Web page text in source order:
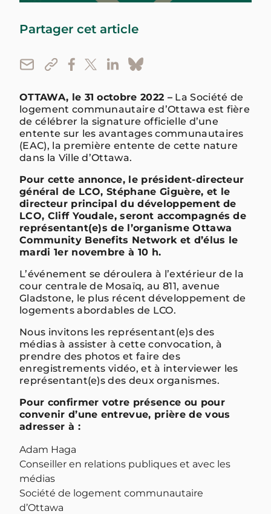
Partager cet article
OTTAWA, le 31 octobre 2022 –La Société de
logement communautaire d’Ottawa est fière
de célébrer la signature officielle d’une
entente sur les avantages communautaires
(EAC), la première entente de cette nature
dans la Ville d’Ottawa.
Pour cette annonce, le président-directeur
général de LCO, Stéphane Giguère, et le
directeur principal du développement de
LCO, Cliff Youdale, seront accompagnés de
représentant(e)s de l’organisme Ottawa
Community Benefits Network et d’élus le
mardi 1er novembre à 10 h.
L’événement se déroulera à l’extérieur de la
cour centrale de Mosaïq, au 811, avenue
Gladstone, le plus récent développement de
logements abordables de LCO.
Nous invitons les représentant(e)s des
médias à assister à cette convocation, à
prendre des photos et faire des
enregistrements vidéo, et à interviewer les
représentant(e)s des deux organismes.
Pour confirmer votre présence ou pour
convenir d’une entrevue, prière de vous
adresser à :
Adam Haga
Conseiller en relations publiques et avec les
médias
Société de logement communautaire
d’Ottawa